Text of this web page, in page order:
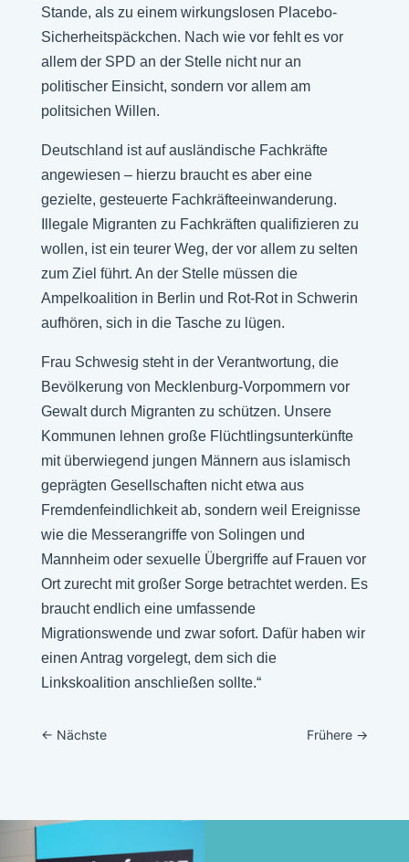
Stande, als zu einem wirkungslosen Placebo-
Sicherheitspäckchen. Nach wie vor fehlt es vor
allem der SPD an der Stelle nicht nur an
politischer Einsicht, sondern vor allem am
politsichen Willen.
Deutschland ist auf ausländische Fachkräfte
angewiesen – hierzu braucht es aber eine
gezielte, gesteuerte Fachkräfteeinwanderung.
Illegale Migranten zu Fachkräften qualifizieren zu
wollen, ist ein teurer Weg, der vor allem zu selten
zum Ziel führt. An der Stelle müssen die
Ampelkoalition in Berlin und Rot-Rot in Schwerin
aufhören, sich in die Tasche zu lügen.
Frau Schwesig steht in der Verantwortung, die
Bevölkerung von Mecklenburg-Vorpommern vor
Gewalt durch Migranten zu schützen. Unsere
Kommunen lehnen große Flüchtlingsunterkünfte
mit überwiegend jungen Männern aus islamisch
geprägten Gesellschaften nicht etwa aus
Fremdenfeindlichkeit ab, sondern weil Ereignisse
wie die Messerangriffe von Solingen und
Mannheim oder sexuelle Übergriffe auf Frauen vor
Ort zurecht mit großer Sorge betrachtet werden. Es
braucht endlich eine umfassende
Migrationswende und zwar sofort. Dafür haben wir
einen Antrag vorgelegt, dem sich die
Linkskoalition anschließen sollte.“
← Nächste Frühere →